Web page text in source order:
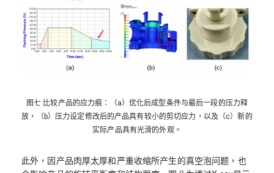
图七 比较产品的应力痕：（a）优化后成型条件与最后一段的压力释
放，（b）压力设定修改后的产品具有较小的剪切应力，以及（c）新的
实际产品具有光滑的外观。
此外，因产品肉厚太厚和严重收缩所产生的真空泡问题，也